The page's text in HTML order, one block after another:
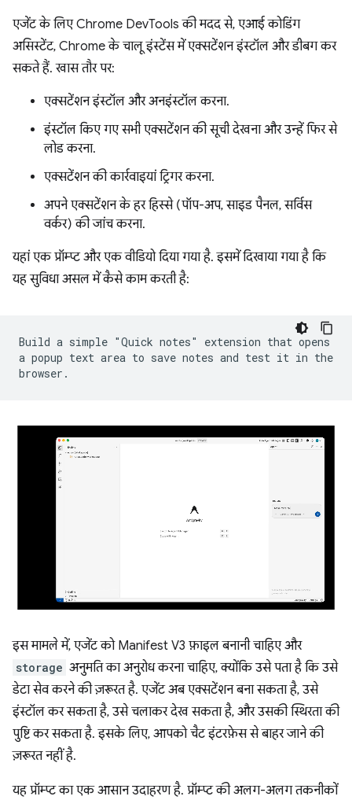
एजेंट के लिए Chrome DevTools की मदद से, एआई कोडिंग
असिस्टेंट, Chrome के चालू इंस्टेंस में एक्सटेंशन इंस्टॉल और डीबग कर
सकते हैं. खास तौर पर:
एक्सटेंशन इंस्टॉल और अनइंस्टॉल करना.
इंस्टॉल किए गए सभी एक्सटेंशन की सूची देखना और उन्हें फिर से
लोड करना.
एक्सटेंशन की कार्रवाइयां ट्रिगर करना.
अपने एक्सटेंशन के हर हिस्से (पॉप-अप, साइड पैनल, सर्विस
वर्कर) की जांच करना.
यहां एक प्रॉम्प्ट और एक वीडियो दिया गया है. इसमें दिखाया गया है कि
यह सुविधा असल में कैसे काम करती है:
Build a simple "Quick notes" extension that opens
a popup text area to save notes and test it in the
browser.
इस मामले में, एजेंट को Manifest V3 फ़ाइल बनानी चाहिए और
storage अनुमति का अनुरोध करना चाहिए, क्योंकि उसे पता है कि उसे
डेटा सेव करने की ज़रूरत है. एजेंट अब एक्सटेंशन बना सकता है, उसे
इंस्टॉल कर सकता है, उसे चलाकर देख सकता है, और उसकी स्थिरता की
पुष्टि कर सकता है. इसके लिए, आपको चैट इंटरफ़ेस से बाहर जाने की
ज़रूरत नहीं है.
यह प्रॉम्प्ट का एक आसान उदाहरण है. प्रॉम्प्ट की अलग-अलग तकनीकों